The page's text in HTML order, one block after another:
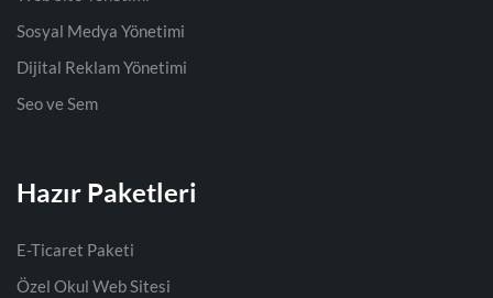
Sosyal Medya Yönetimi
Dijital Reklam Yönetimi
Seo ve Sem
Hazır Paketleri
E-Ticaret Paketi
Özel Okul Web Sitesi